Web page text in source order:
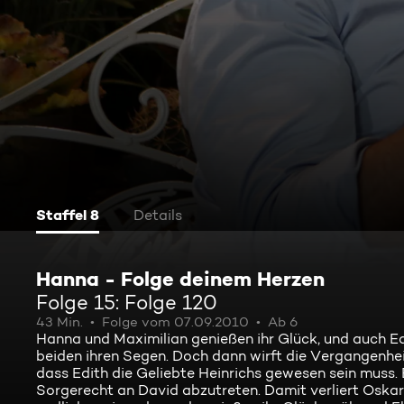
Staffel 8 Details
Hanna - Folge deinem Herzen
Folge 15: Folge 120
43 Min. Folge vom 07.09.2010 Ab 6
Hanna und Maximilian genießen ihr Glück, und
beiden ihren Segen. Doch dann wirft die
dass Edith die Geliebte Heinrichs gewesen sein
Sorgerecht an David abzutreten. Damit verliert